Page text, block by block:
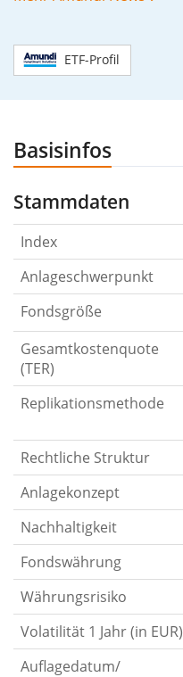
ETF-Profil
Basisinfos
Stammdaten
Index
Anlageschwerpunkt
Fondsgröße
Gesamtkostenquote
(TER)
Replikationsmethode
Rechtliche Struktur
Anlagekonzept
Nachhaltigkeit
Fondswährung
Währungsrisiko
Volatilität 1 Jahr (in EUR)
Auflagedatum/